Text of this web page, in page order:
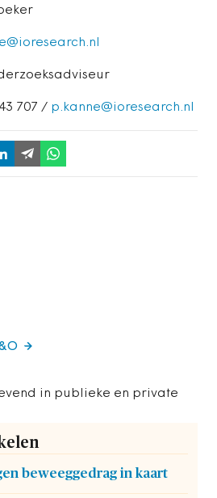
707 / p.kanne@ioresearch.nl
in publieke en private
beweeggedrag in kaart